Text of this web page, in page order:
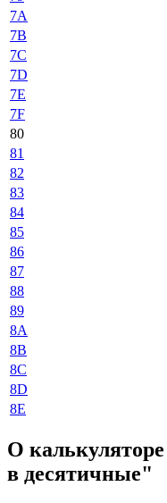
7A
7B
7C
7D
7E
7F
80
81
82
83
84
85
86
87
88
89
8A
8B
8C
8D
8E
О
в десятичные"